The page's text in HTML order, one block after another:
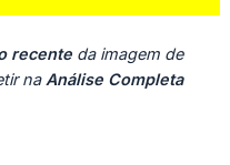
recente da imagem de
na Análise Completa